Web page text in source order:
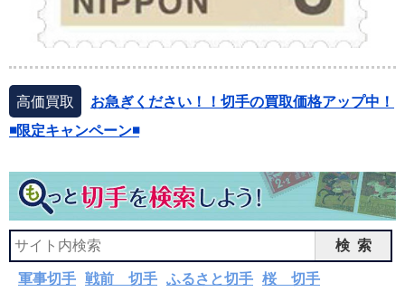
高価買取
お急ぎください！！切手の買取価格アップ中！
◾️限定キャンペーン◾️
検索
軍事切手 戦前 切手 ふるさと切手 桜 切手